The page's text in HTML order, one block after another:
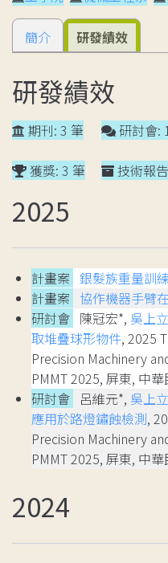
簡介 研發績效
研發績效
期刊: 3 筆
獲獎: 3 筆
研討會:
技術報
2025
計畫案 銀髮族重量訓
計畫案 協作機器手臂
研討會 陳冠宏*, 吳上立
取堆疊球形物件, 2025
Precision Machinery
PMMT 2025, 屏東, 中華
研討會 呂維元*, 吳上立
應用於路燈鏽蝕檢測,
Precision Machinery
PMMT 2025, 屏東, 中華
2024